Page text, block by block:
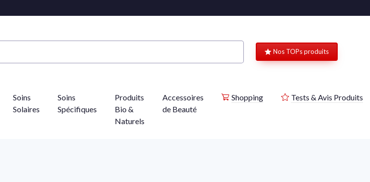
Nos TOPs produits
Soins
Solaires
Soins
Spécifiques
Produits
Bio &
Naturels
Accessoires
de Beauté
Shopping Tests & Avis Produits